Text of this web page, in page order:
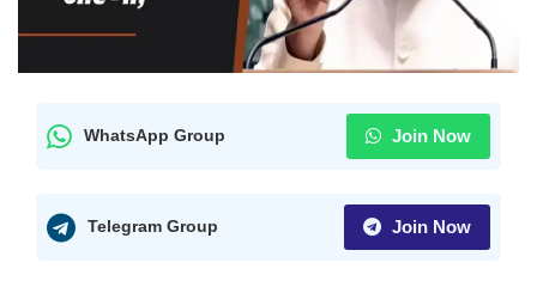
WhatsApp Group Join Now
Telegram Group Join Now